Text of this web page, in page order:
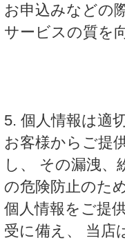
お申込みなどの
サービスの質を
5. 個人情報は適
お客様からご提
し、 その漏洩、
の危険防止のた
個人情報をご提
受に備え、 当店